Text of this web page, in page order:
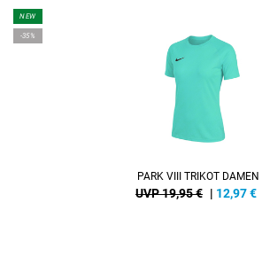
NEW
-35%
PARK VIII TRIKOT DAMEN
UVP 19,95 € | 12,97€